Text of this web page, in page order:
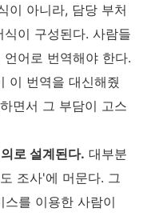
이 아니라, 담당 부처
이 구성된다. 사람들
어로 번역해야 한다.
이 번역을 대신해줬
면서 그 부담이 고스
로 설계된다. 대부분
조사'에 머문다. 그
를 이용한 사람이